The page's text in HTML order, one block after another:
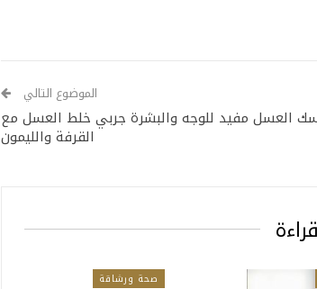
الموضوع التالي
العسل مفيد للوجه والبشرة جربي خلط العسل مع
القرفة والليمون
صحة ورشاقة